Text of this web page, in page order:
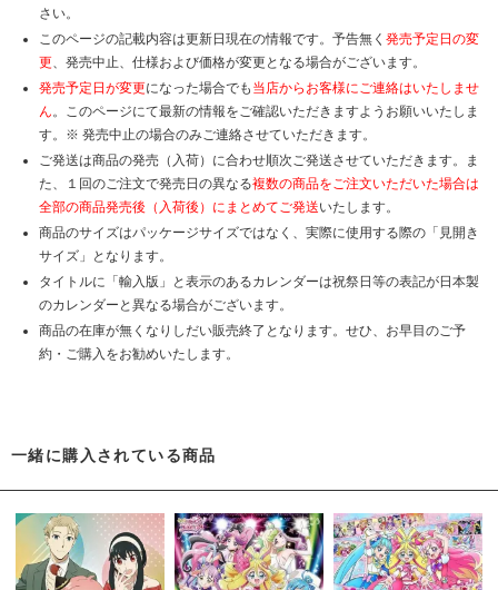
さい。
このページの記載内容は更新日現在の情報です。予告無く 発売予定日の変
更、発売中止、仕様および価格が変更となる場合がございます。
発売予定日が変更になった場合でも 当店からお客様にご連絡はいたしませ
ん。このページにて最新の情報をご確認いただきますようお願いいたしま
す。※ 発売中止の場合のみご連絡させていただきます。
ご発送は商品の発売（入荷）に合わせ順次ご発送させていただきます。ま
た、１回のご注文で発売日の異なる複数の商品をご注文いただいた場合は
全部の商品発売後（入荷後）にまとめてご発送いたします。
商品のサイズはパッケージサイズではなく、実際に使用する際の「見開き
サイズ」となります。
タイトルに「輸入版」と表示のあるカレンダーは祝祭日等の表記が日本製
のカレンダーと異なる場合がございます。
商品の在庫が無くなりしだい販売終了となります。せひ、お早目のご予
約・ご購入をお勧めいたします。
一緒に購入されている商品